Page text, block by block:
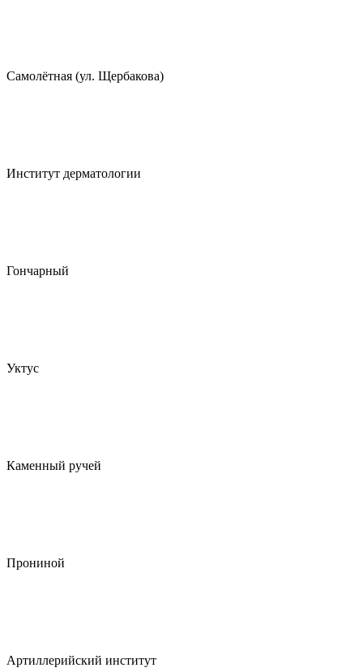
Самолётная (ул. Щербакова)
Институт дерматологии
Гончарный
Уктус
Каменный ручей
Прониной
Артиллерийский институт